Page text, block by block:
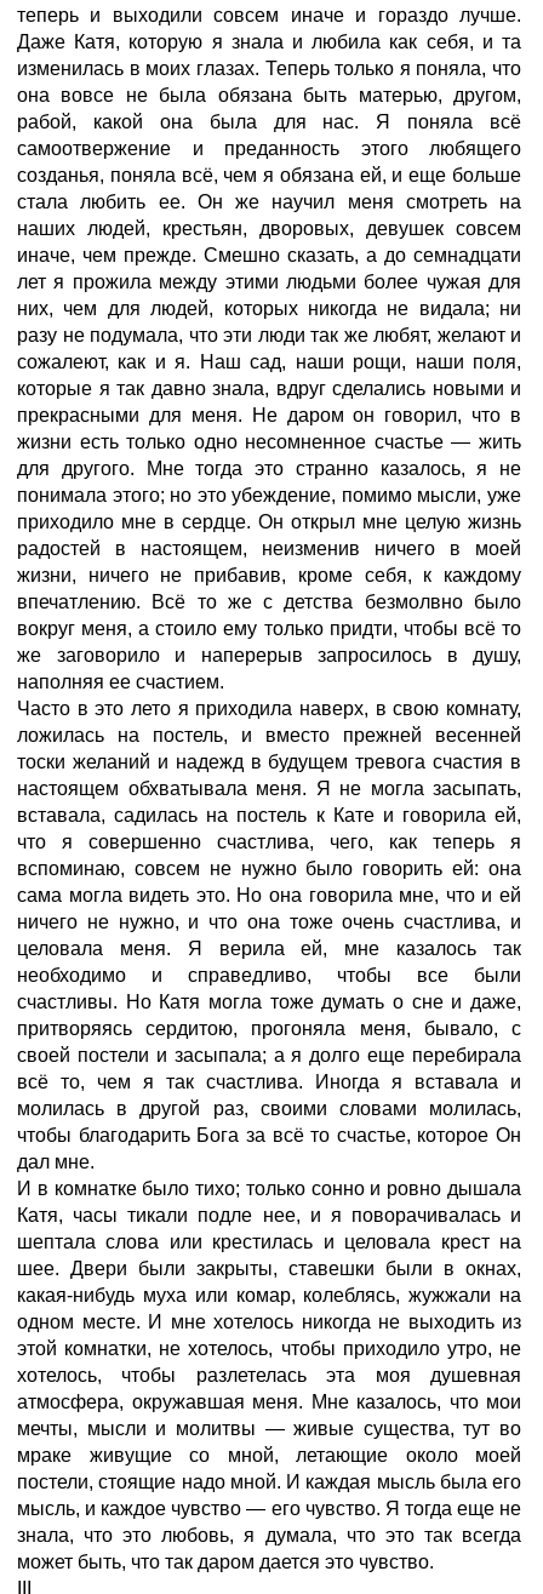
теперь и выходили совсем иначе и гораздо лучше.
Даже Катя, которую я знала и любила как себя, и та
изменилась в моих глазах. Теперь только я поняла, что
она вовсе не была обязана быть матерью, другом,
рабой, какой она была для нас. Я поняла всё
самоотвержение и преданность этого любящего
созданья, поняла всё, чем я обязана ей, и еще больше
стала любить ее. Он же научил меня смотреть на
наших людей, крестьян, дворовых, девушек совсем
иначе, чем прежде. Смешно сказать, а до семнадцати
лет я прожила между этими людьми более чужая для
них, чем для людей, которых никогда не видала; ни
разу не подумала, что эти люди так же любят, желают и
сожалеют, как и я. Наш сад, наши рощи, наши поля,
которые я так давно знала, вдруг сделались новыми и
прекрасными для меня. Не даром он говорил, что в
жизни есть только одно несомненное счастье — жить
для другого. Мне тогда это странно казалось, я не
понимала этого; но это убеждение, помимо мысли, уже
приходило мне в сердце. Он открыл мне целую жизнь
радостей в настоящем, неизменив ничего в моей
жизни, ничего не прибавив, кроме себя, к каждому
впечатлению. Всё то же с детства безмолвно было
вокруг меня, а стоило ему только придти, чтобы всё то
же заговорило и наперерыв запросилось в душу,
наполняя ее счастием.
Часто в это лето я приходила наверх, в свою комнату,
ложилась на постель, и вместо прежней весенней
тоски желаний и надежд в будущем тревога счастия в
настоящем обхватывала меня. Я не могла засыпать,
вставала, садилась на постель к Кате и говорила ей,
что я совершенно счастлива, чего, как теперь я
вспоминаю, совсем не нужно было говорить ей: она
сама могла видеть это. Но она говорила мне, что и ей
ничего не нужно, и что она тоже очень счастлива, и
целовала меня. Я верила ей, мне казалось так
необходимо и справедливо, чтобы все были
счастливы. Но Катя могла тоже думать о сне и даже,
притворяясь сердитою, прогоняла меня, бывало, с
своей постели и засыпала; а я долго еще перебирала
всё то, чем я так счастлива. Иногда я вставала и
молилась в другой раз, своими словами молилась,
чтобы благодарить Бога за всё то счастье, которое Он
дал мне.
И в комнатке было тихо; только сонно и ровно дышала
Катя, часы тикали подле нее, и я поворачивалась и
шептала слова или крестилась и целовала крест на
шее. Двери были закрыты, ставешки были в окнах,
какая-нибудь муха или комар, колеблясь, жужжали на
одном месте. И мне хотелось никогда не выходить из
этой комнатки, не хотелось, чтобы приходило утро, не
хотелось, чтобы разлетелась эта моя душевная
атмосфера, окружавшая меня. Мне казалось, что мои
мечты, мысли и молитвы — живые существа, тут во
мраке живущие со мной, летающие около моей
постели, стоящие надо мной. И каждая мысль была его
мысль, и каждое чувство — его чувство. Я тогда еще не
знала, что это любовь, я думала, что это так всегда
может быть, что так даром дается это чувство.